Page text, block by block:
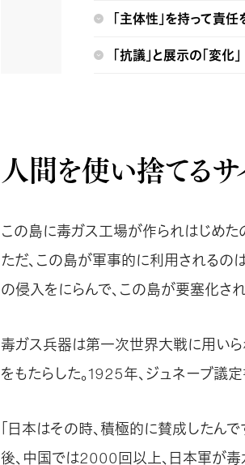
「主体性」を持って責任
「抗議」と展示の「変化」
人間を使い捨てるサ
この島に毒ガス工場が作られはじめ
ただ、この島が軍事的に利用されるの
の侵入をにらんで、この島が要塞化さ
毒ガス兵器は第一次世界大戦に用い
をもたらした。1925年、ジュネーブ議
「日本はその時、積極的に賛成したん
後、中国では2000回以上、日本軍が毒